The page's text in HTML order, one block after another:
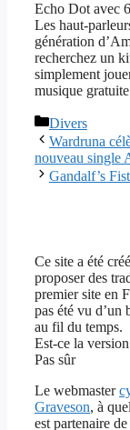
Echo Dot avec
Les haut-
génération
recherchez un
simplement
musique
Catégories
Divers
Wardruna
nouveau single
Gandalf’s
Ce site a été
proposer des
premier site en
pas été vu d’un
au fil du temps.
Est-ce la
Pas sûr
Le webmaster
Graveson, à
est partenaire de